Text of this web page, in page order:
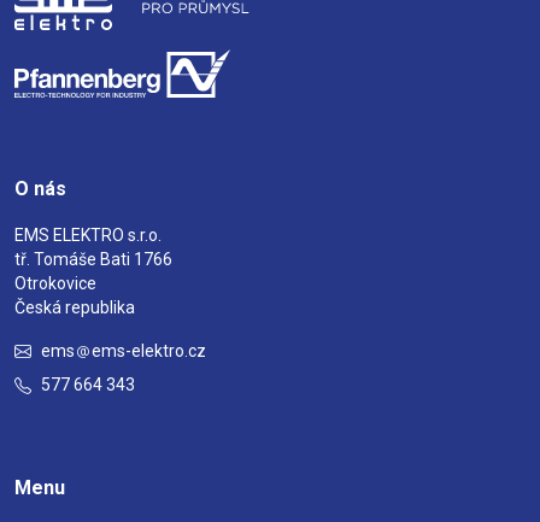
O nás
EMS ELEKTRO s.r.o.
tř. Tomáše Bati 1766
Otrokovice
Česká republika
ems
ems-elektro.cz
577 664 343
Menu